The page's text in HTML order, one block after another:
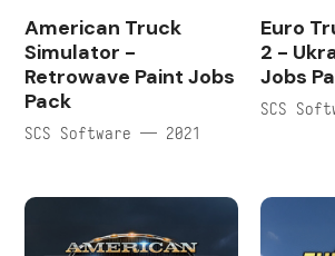
American Truck
Simulator -
Retrowave Paint Jobs
Pack
SCS Software — 2021
Euro
2 -
Jobs
SCS